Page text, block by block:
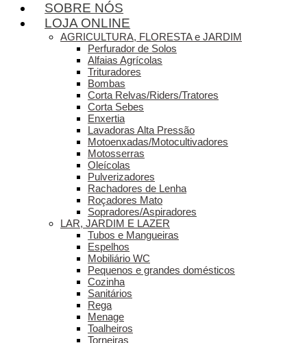
SOBRE NÓS
LOJA ONLINE
AGRICULTURA, FLORESTA e JARDIM
Perfurador de Solos
Alfaias Agrícolas
Trituradores
Bombas
Corta Relvas/Riders/Tratores
Corta Sebes
Enxertia
Lavadoras Alta Pressão
Motoenxadas/Motocultivadores
Motosserras
Oleícolas
Pulverizadores
Rachadores de Lenha
Roçadores Mato
Sopradores/Aspiradores
LAR, JARDIM E LAZER
Tubos e Mangueiras
Espelhos
Mobiliário WC
Pequenos e grandes domésticos
Cozinha
Sanitários
Rega
Menage
Toalheiros
Torneiras